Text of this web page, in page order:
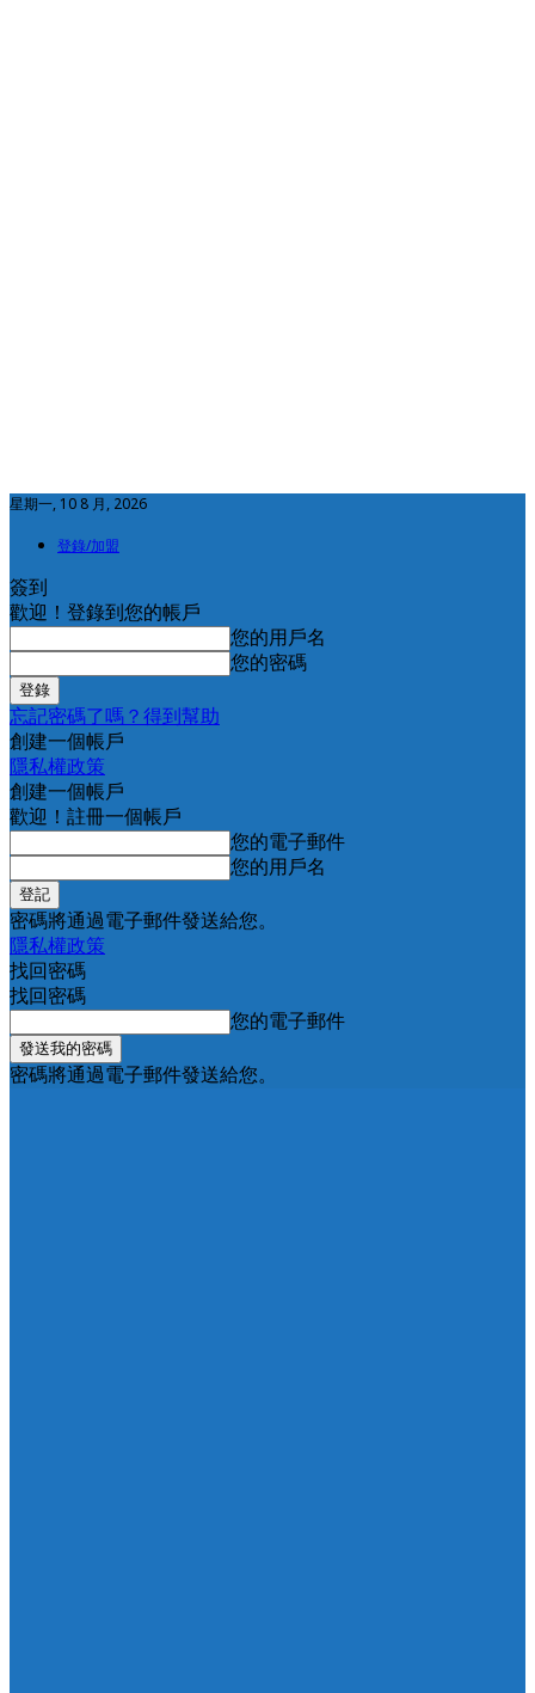
星期一, 10 8 月, 2026
登錄/加盟
簽到
歡迎！登錄到您的帳戶
您的用戶名
您的密碼
忘記密碼了嗎？得到幫助
創建一個帳戶
隱私權政策
創建一個帳戶
歡迎！註冊一個帳戶
您的電子郵件
您的用戶名
密碼將通過電子郵件發送給您。
隱私權政策
找回密碼
找回密碼
您的電子郵件
密碼將通過電子郵件發送給您。